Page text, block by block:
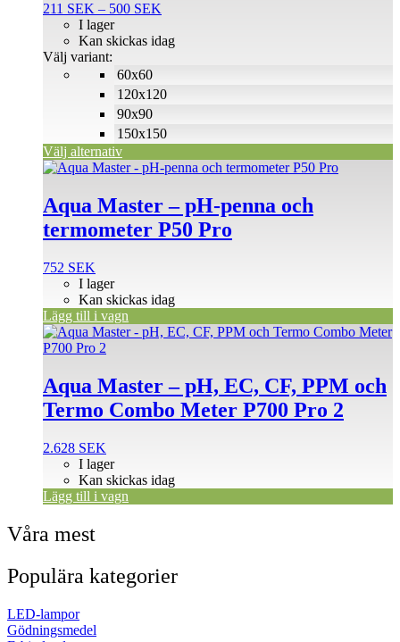
211 SEK – 500 SEK
till
60x60
120x120
90x90
150x150
I lager
Kan skickas idag
Välj variant:
Välj alternativ
varianter.
olika
alternativen
Aqua Master – pH-penna och
termometer P50 Pro
752 SEK
I lager
Kan skickas idag
Lägg till i vagn
Aqua Master – pH, EC, CF, PPM och
Termo Combo Meter P700 Pro 2
2.628 SEK
I lager
Kan skickas idag
Lägg till i vagn
Våra mest
Populära kategorier
LED-lampor
Gödningsmedel